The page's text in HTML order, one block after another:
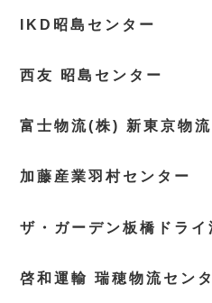
IKD昭島センター
西友 昭島センター
富士物流(株) 新東京物
加藤産業羽村センター
ザ・ガーデン板橋ドライ
啓和運輸 瑞穂物流セン